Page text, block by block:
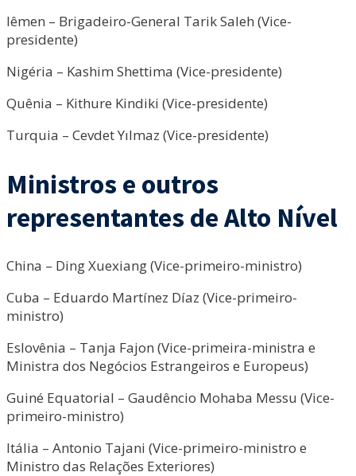
Iêmen – Brigadeiro-General Tarik Saleh (Vice-
presidente)
Nigéria – Kashim Shettima (Vice-presidente)
Quênia – Kithure Kindiki (Vice-presidente)
Turquia – Cevdet Yılmaz (Vice-presidente)
Ministros e outros
representantes de Alto Nível
China – Ding Xuexiang (Vice-primeiro-ministro)
Cuba – Eduardo Martínez Díaz (Vice-primeiro-
ministro)
Eslovênia – Tanja Fajon (Vice-primeira-ministra e
Ministra dos Negócios Estrangeiros e Europeus)
Guiné Equatorial – Gaudêncio Mohaba Messu (Vice-
primeiro-ministro)
Itália – Antonio Tajani (Vice-primeiro-ministro e
Ministro das Relações Exteriores)